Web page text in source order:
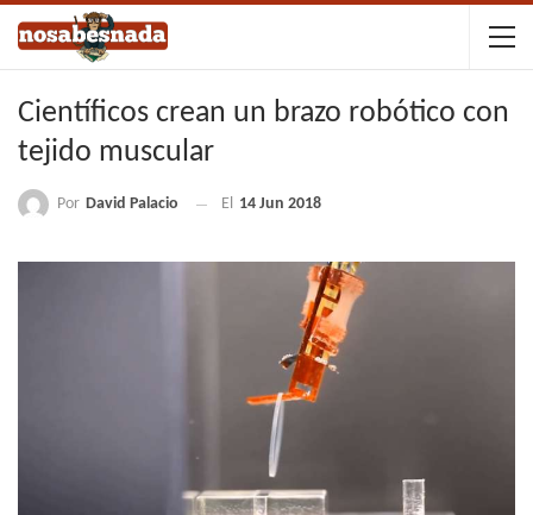
Científicos crean un brazo robótico con
tejido muscular
Por David Palacio El 14 Jun 2018